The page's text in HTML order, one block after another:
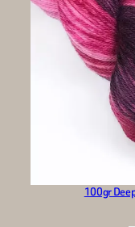
100gr